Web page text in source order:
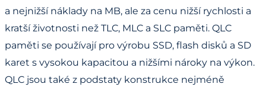
a nejnižší náklady na MB, ale za cenu nižší rychlosti a
kratší životnosti než TLC, MLC a SLC paměti. QLC
paměti se používají pro výrobu SSD, flash disků a SD
karet s vysokou kapacitou a nižšími nároky na výkon.
QLC jsou také z podstaty konstrukce nejméně